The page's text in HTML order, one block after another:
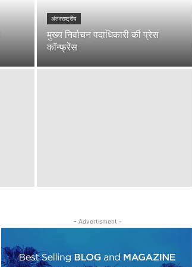
अंतरराष्ट्रीय
मुख्य निर्वाचन पदाधिकारी की प्रेस
कॉन्फ्रेंस
- Advertisment -